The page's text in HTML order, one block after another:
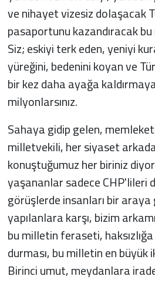
ve nihayet vizesiz dolaşacak
pasaportunu kazandıracak
Siz; eskiyi terk eden, yeniyi
yüreğini, bedenini koyan ve
bir kez daha ayağa
milyonlarsınız.
Sahaya gidip gelen,
milletvekili, her siyaset
konuştuğumuz her biriniz
yaşananlar sadece CHP'lileri
görüşlerde insanları bir
yapılanlara karşı, bizim
bu milletin feraseti,
durması, bu milletin en büyük
Birinci umut, meydanlara